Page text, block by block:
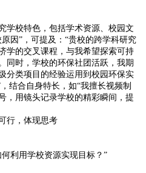
校特色，包括学术资源、校园文
因”，可提及：“贵校的跨学科研究
学的交叉课程，与我希望探索可持
同时，学校的环保社团活跃，我期
分类项目的经验运用到校园环保实
结合自身特长，如“我擅长视频制
，用镜头记录学校的精彩瞬间，提
行，体现思考
利用学校资源实现目标？”